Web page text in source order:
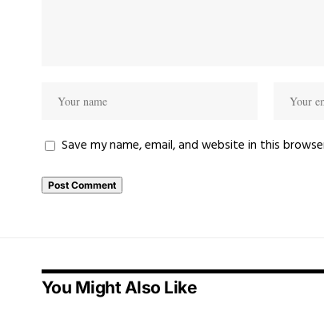
Save my name, email, and website in this
You Might Also Like